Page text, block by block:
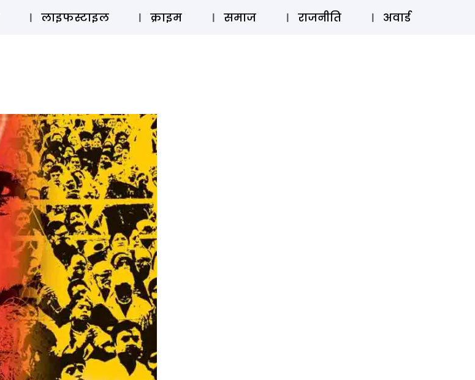
ऑडियो स्टोरी लॉग इन ⚲ SUBSCRIBE
लाइफस्टाइल क्राइम समाज राजनीति अवार्ड